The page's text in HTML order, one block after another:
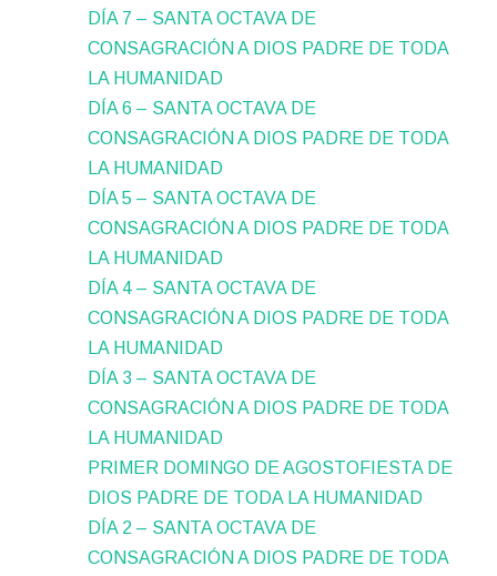
DÍA 7 – SANTA OCTAVA DE
CONSAGRACIÓN A DIOS PADRE DE TODA
LA HUMANIDAD
DÍA 6 – SANTA OCTAVA DE
CONSAGRACIÓN A DIOS PADRE DE TODA
LA HUMANIDAD
DÍA 5 – SANTA OCTAVA DE
CONSAGRACIÓN A DIOS PADRE DE TODA
LA HUMANIDAD
DÍA 4 – SANTA OCTAVA DE
CONSAGRACIÓN A DIOS PADRE DE TODA
LA HUMANIDAD
DÍA 3 – SANTA OCTAVA DE
CONSAGRACIÓN A DIOS PADRE DE TODA
LA HUMANIDAD
PRIMER DOMINGO DE AGOSTOFIESTA DE
DIOS PADRE DE TODA LA HUMANIDAD
DÍA 2 – SANTA OCTAVA DE
CONSAGRACIÓN A DIOS PADRE DE TODA